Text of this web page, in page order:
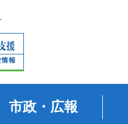
市政・広報